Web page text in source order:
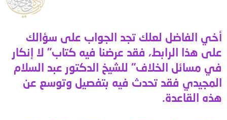
أخي الفاضل لعلك تجد الجواب على سؤالك
على هذا الرابط، فقد عرضنا فيه كتاب" لا إنكار
في مسائل الخلاف" للشيخ الدكتور عبد السلام
المجيدي فقد تحدث فيه بتفصيل وتوسع عن
هذه القاعدة.